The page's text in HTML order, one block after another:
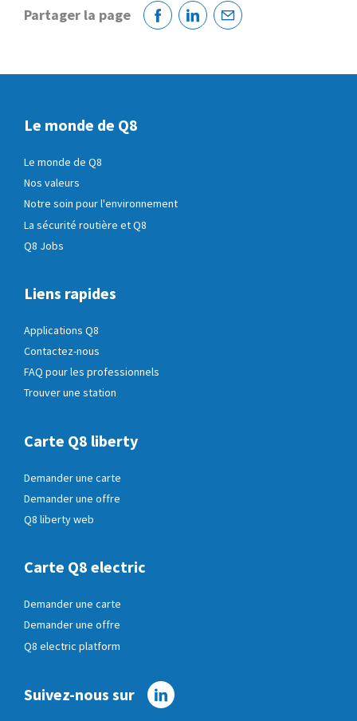
Partager la page
FacebookLinkedinCourriel
Le monde de Q8
Le monde de Q8
Nos valeurs
Notre soin pour l'environnement
La sécurité routière et Q8
Q8 Jobs
Liens rapides
Applications Q8
Contactez-nous
FAQ pour les professionnels
Trouver une station
Carte Q8 liberty
Demander une carte
Demander une offre
Q8 liberty web
Carte Q8 electric
Demander une carte
Demander une offre
Q8 electric platform
Suivez-nous sur
Linkedin